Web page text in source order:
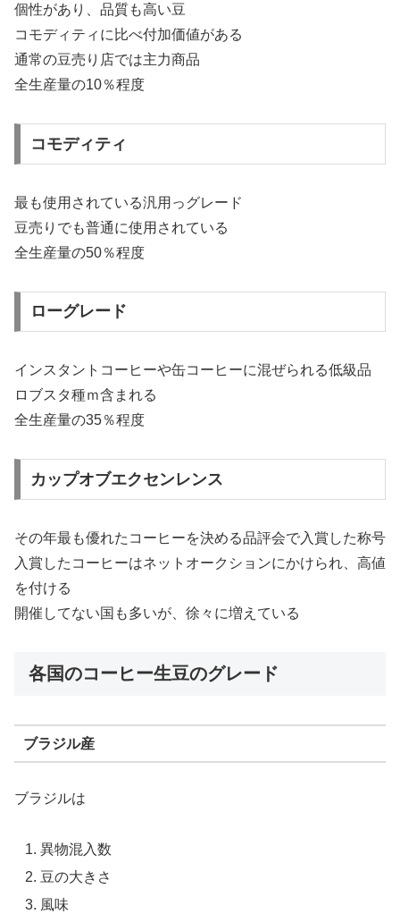
個性があり、品質も高い豆
コモディティに比べ付加価値がある
通常の豆売り店では主力商品
全生産量の10％程度
コモディティ
最も使用されている汎用っグレード
豆売りでも普通に使用されている
全生産量の50％程度
ローグレード
インスタントコーヒーや缶コーヒーに混ぜられる低級品
ロブスタ種ｍ含まれる
全生産量の35％程度
カップオブエクセンレンス
その年最も優れたコーヒーを決める品評会で入賞した称号
入賞したコーヒーはネットオークションにかけられ、高値
を付ける
開催してない国も多いが、徐々に増えている
各国のコーヒー生豆のグレード
ブラジル産
ブラジルは
異物混入数
豆の大きさ
風味